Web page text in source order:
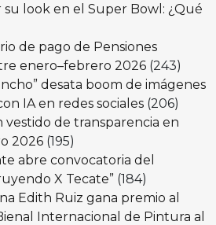
su look en el Super Bowl: ¿Qué
de pago de Pensiones
enero–febrero 2026 (243)
desata boom de imágenes
IA en redes sociales (206)
vestido de transparencia en
2026 (195)
abre convocatoria del
X Tecate” (184)
Edith Ruiz gana premio al
Internacional de Pintura al